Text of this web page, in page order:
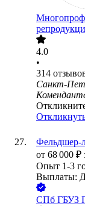
4.0
•
314
Санкт-
Фельдшер-
от 68 000 ₽
Опыт 1-3
Выплаты:
СПб ГБУЗ